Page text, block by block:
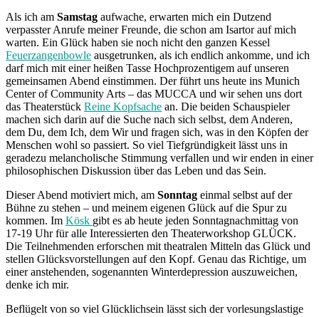
Als ich am Samstag aufwache, erwarten mich ein Dutzend
verpasster Anrufe meiner Freunde, die schon am Isartor auf mich
warten. Ein Glück haben sie noch nicht den ganzen Kessel
Feuerzangenbowle ausgetrunken, als ich endlich ankomme, und ich
darf mich mit einer heißen Tasse Hochprozentigem auf unseren
gemeinsamen Abend einstimmen. Der führt uns heute ins Munich
Center of Community Arts – das MUCCA und wir sehen uns dort
das Theaterstück Reine Kopfsache an. Die beiden Schauspieler
machen sich darin auf die Suche nach sich selbst, dem Anderen,
dem Du, dem Ich, dem Wir und fragen sich, was in den Köpfen der
Menschen wohl so passiert. So viel Tiefgründigkeit lässt uns in
geradezu melancholische Stimmung verfallen und wir enden in einer
philosophischen Diskussion über das Leben und das Sein.
Dieser Abend motiviert mich, am Sonntag einmal selbst auf der
Bühne zu stehen – und meinem eigenen Glück auf die Spur zu
kommen. Im Kösk gibt es ab heute jeden Sonntagnachmittag von
17-19 Uhr für alle Interessierten den Theaterworkshop GLÜCK.
Die Teilnehmenden erforschen mit theatralen Mitteln das Glück und
stellen Glücksvorstellungen auf den Kopf. Genau das Richtige, um
einer anstehenden, sogenannten Winterdepression auszuweichen,
denke ich mir.
Beflügelt von so viel Glücklichsein lässt sich der vorlesungslastige